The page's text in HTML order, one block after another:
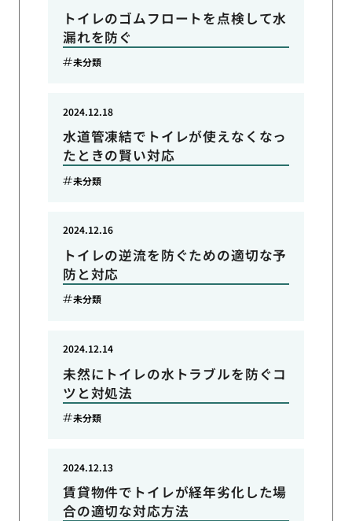
トイレのゴムフロートを点検して水
漏れを防ぐ
未分類
水道管凍結でトイレが使えなくなっ
たときの賢い対応
2024.12.18
未分類
トイレの逆流を防ぐための適切な予
防と対応
2024.12.16
未分類
未然にトイレの水トラブルを防ぐコ
ツと対処法
2024.12.14
未分類
賃貸物件でトイレが経年劣化した場
合の適切な対応方法
2024.12.13